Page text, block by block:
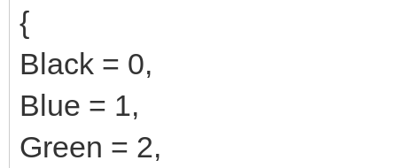
{
Black = 0,
Blue = 1,
Green = 2,